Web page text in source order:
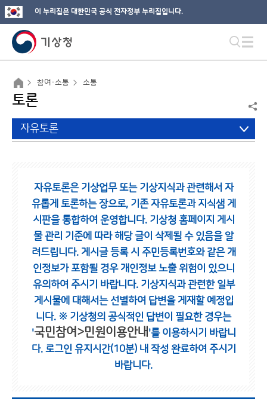
이 누리집은 대한민국 공식 전자정부 누리집입니다.
참여·소통 소통
토론
자유토론
자유토론은 기상업무 또는 기상지식과 관련해서 자
유롭게 토론하는 장으로, 기존 자유토론과 지식샘 게
시판을 통합하여 운영합니다. 기상청 홈페이지 게시
물 관리 기준에 따라 해당 글이 삭제될 수 있음을 알
려드립니다. 게시글 등록 시 주민등록번호와 같은 개
인정보가 포함될 경우 개인정보 노출 위험이 있으니
유의하여 주시기 바랍니다. 기상지식과 관련한 일부
게시물에 대해서는 선별하여 답변을 게재할 예정입
니다. ※ 기상청의 공식적인 답변이 필요한 경우는
'국민참여>민원이용안내 '를 이용하시기 바랍니
다. 로그인 유지시간(10분) 내 작성 완료하여 주시기
바랍니다.